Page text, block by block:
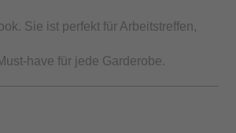
Sie ist perfekt für Arbeitstreffen,
have für jede Garderobe.